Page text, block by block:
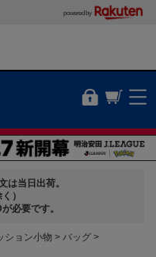
powered by
は当日出荷。
）
必要です。
ション小物
バッグ